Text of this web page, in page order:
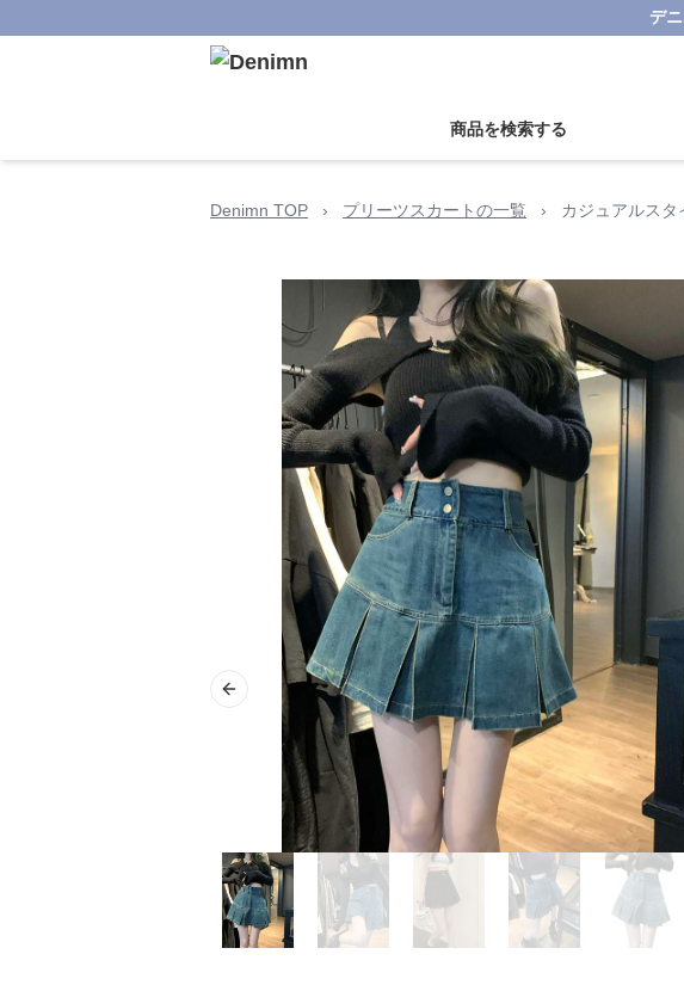
デ
商品を検索する
Denimn TOP › プリーツスカートの一覧 › カジュアルス
Previous slide